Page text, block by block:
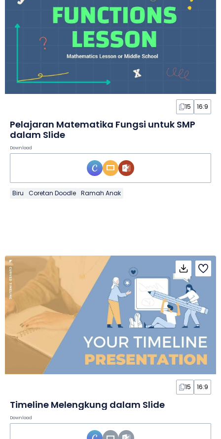
15 16:9
Pelajaran Matematika Fungsi untuk SMP
dalam Slide
Download
Biru Coretan Doodle Ramah Anak
15 16:9
Timeline Melengkung dalam Slide
Download